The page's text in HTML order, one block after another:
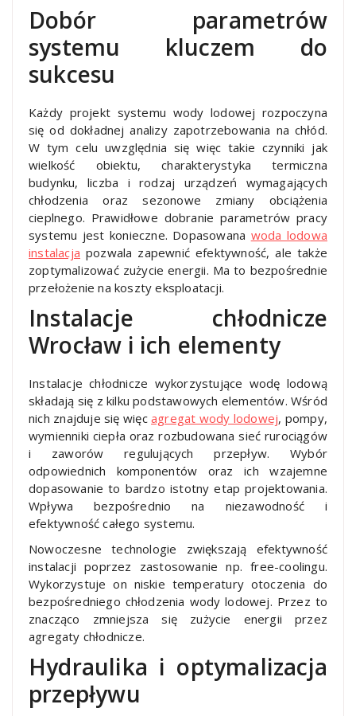
Dobór parametrów
systemu kluczem do
sukcesu
Każdy projekt systemu wody lodowej rozpoczyna
się od dokładnej analizy zapotrzebowania na chłód.
W tym celu uwzględnia się więc takie czynniki jak
wielkość obiektu, charakterystyka termiczna
budynku, liczba i rodzaj urządzeń wymagających
chłodzenia oraz sezonowe zmiany obciążenia
cieplnego. Prawidłowe dobranie parametrów pracy
systemu jest konieczne. Dopasowana woda lodowa
instalacja pozwala zapewnić efektywność, ale także
zoptymalizować zużycie energii. Ma to bezpośrednie
przełożenie na koszty eksploatacji.
Instalacje chłodnicze
Wrocław i ich elementy
Instalacje chłodnicze wykorzystujące wodę lodową
składają się z kilku podstawowych elementów. Wśród
nich znajduje się więcagregat wody lodowej, pompy,
wymienniki ciepła oraz rozbudowana sieć rurociągów
i zaworów regulujących przepływ. Wybór
odpowiednich komponentów oraz ich wzajemne
dopasowanie to bardzo istotny etap projektowania.
Wpływa bezpośrednio na niezawodność i
efektywność całego systemu.
Nowoczesne technologie zwiększają efektywność
instalacji poprzez zastosowanie np. free-coolingu.
Wykorzystuje on niskie temperatury otoczenia do
bezpośredniego chłodzenia wody lodowej. Przez to
znacząco zmniejsza się zużycie energii przez
agregaty chłodnicze.
Hydraulika i optymalizacja
przepływu